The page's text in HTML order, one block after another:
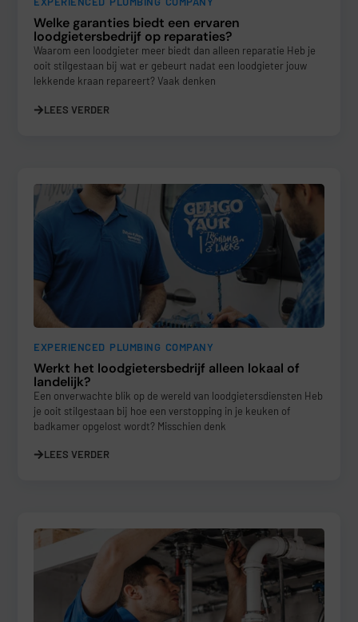
Welke garanties biedt een ervaren
loodgietersbedrijf op reparaties?
Waarom een loodgieter meer biedt dan alleen reparatie Heb je
ooit stilgestaan bij wat er gebeurt nadat een loodgieter jouw
lekkende kraan repareert? Vaak denken
LEES VERDER
EXPERIENCED PLUMBING COMPANY
Werkt het loodgietersbedrijf alleen lokaal of
landelijk?
Een onverwachte blik op de wereld van loodgietersdiensten Heb
je ooit stilgestaan bij hoe een verstopping in je keuken of
badkamer opgelost wordt? Misschien denk
LEES VERDER